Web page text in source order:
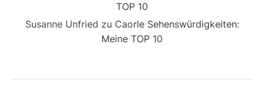
TOP 10
Susanne Unfried zu Caorle Sehenswürdigkeiten:
Meine TOP 10